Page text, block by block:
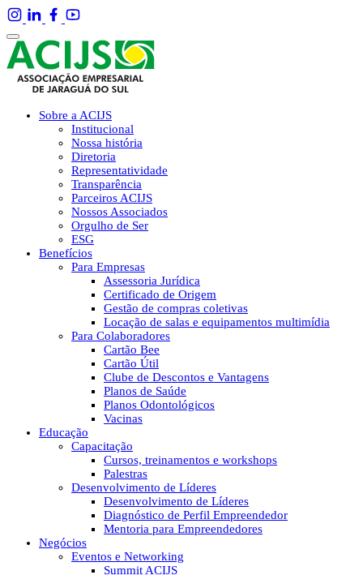
Sobre a ACIJS
Institucional
Nossa história
Diretoria
Representatividade
Transparência
Parceiros ACIJS
Nossos Associados
Orgulho de Ser
ESG
Benefícios
Para Empresas
Assessoria Jurídica
Certificado de Origem
Gestão de compras coletivas
Locação de salas e equipamentos multimídia
Para Colaboradores
Cartão Bee
Cartão Útil
Clube de Descontos e Vantagens
Planos de Saúde
Planos Odontológicos
Vacinas
Educação
Capacitação
Cursos, treinamentos e workshops
Palestras
Desenvolvimento de Líderes
Desenvolvimento de Líderes
Diagnóstico de Perfil Empreendedor
Mentoria para Empreendedores
Negócios
Eventos e Networking
Summit ACIJS